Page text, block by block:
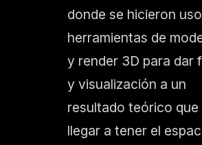
donde se hicieron
herramientas de
y render 3D para dar
y visualización a un
resultado teórico que
llegar a tener el